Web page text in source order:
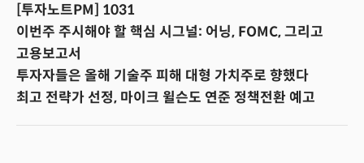
[투자노트PM] 1031
이번주 주시해야 할 핵심 시그널: 어닝, FOMC, 그리고
고용보고서
투자자들은 올해 기술주 피해 대형 가치주로 향했다
최고 전략가 선정, 마이크 윌슨도 연준 정책전환 예고